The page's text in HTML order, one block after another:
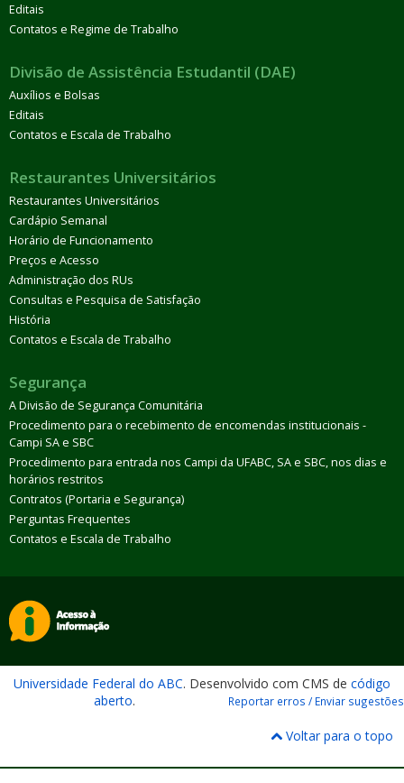
Editais
Contatos e Regime de Trabalho
Divisão de Assistência Estudantil (DAE)
Auxílios e Bolsas
Editais
Contatos e Escala de Trabalho
Restaurantes Universitários
Restaurantes Universitários
Cardápio Semanal
Horário de Funcionamento
Preços e Acesso
Administração dos RUs
Consultas e Pesquisa de Satisfação
História
Contatos e Escala de Trabalho
Segurança
A Divisão de Segurança Comunitária
Procedimento para o recebimento de encomendas institucionais -
Campi SA e SBC
Procedimento para entrada nos Campi da UFABC, SA e SBC, nos dias e
horários restritos
Contratos (Portaria e Segurança)
Perguntas Frequentes
Contatos e Escala de Trabalho
Universidade Federal do ABC. Desenvolvido com CMS de código
aberto. Reportar erros / Enviar sugestões
Voltar para o topo